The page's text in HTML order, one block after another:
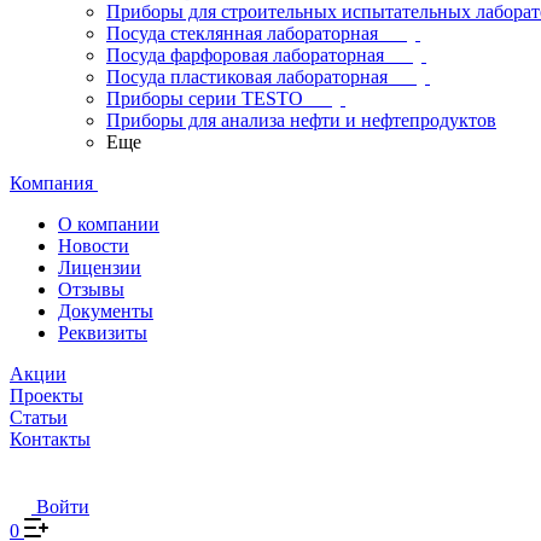
Приборы для строительных испытательных
Посуда стеклянная лабораторная
Посуда фарфоровая лабораторная
Посуда пластиковая лабораторная
Приборы серии TESTO
Приборы для анализа нефти и нефтепродуктов
Еще
Компания
О компании
Новости
Лицензии
Отзывы
Документы
Реквизиты
Акции
Проекты
Статьи
Контакты
Войти
0